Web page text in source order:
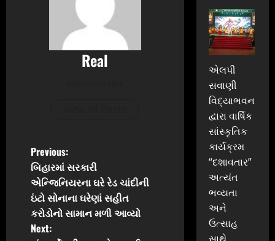
Real
P
o
s
t
Previous:
બિહારમાં સરકારી
એન્જિનિયરના ઘરે રેડ ચાંદીની
ઇંટો સોનાના ઘરેણાં સહીત
કરોડોનો સામાન મળી આવ્યો
Next:
એલપી
સવાણી
વિદ્યાભવન
દ્વારા વાર્ષિક
સાંસ્કૃતિક
કાર્યક્રમ
“દશાવતાર”
અત્યંત
ભવ્યતા
અને
ઉત્સાહ